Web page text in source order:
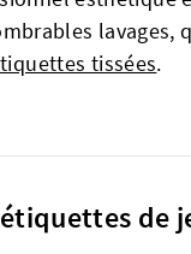
lavages,
tissées.
de